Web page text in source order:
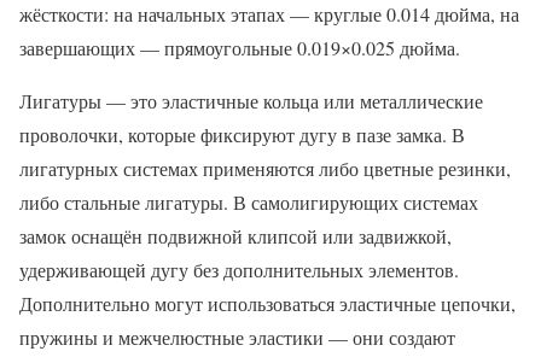
жёсткости: на начальных этапах — круглые 0.014 дюйма, на
завершающих — прямоугольные 0.019×0.025 дюйма.
Лигатуры — это эластичные кольца или металлические
проволочки, которые фиксируют дугу в пазе замка. В
лигатурных системах применяются либо цветные резинки,
либо стальные лигатуры. В самолигирующих системах
замок оснащён подвижной клипсой или задвижкой,
удерживающей дугу без дополнительных элементов.
Дополнительно могут использоваться эластичные цепочки,
пружины и межчелюстные эластики — они создают